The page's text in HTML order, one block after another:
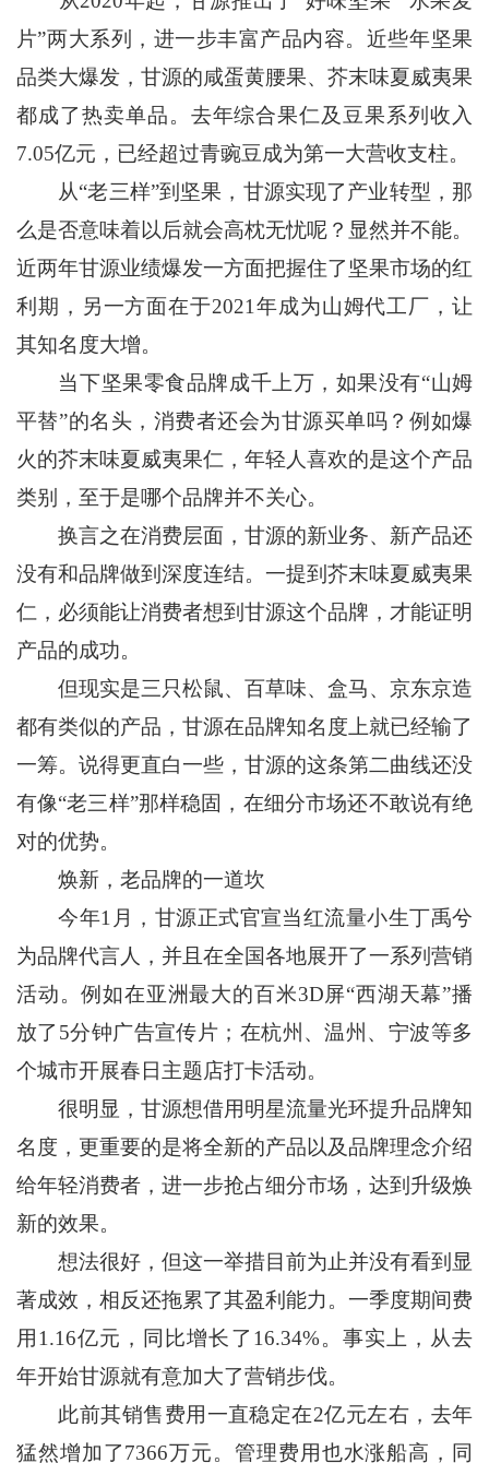
片”两大系列，进一步丰富产品内容。近些年坚果
品类大爆发，甘源的咸蛋黄腰果、芥末味夏威夷果
都成了热卖单品。去年综合果仁及豆果系列收入
7.05亿元，已经超过青豌豆成为第一大营收支柱。
从“老三样”到坚果，甘源实现了产业转型，那
么是否意味着以后就会高枕无忧呢？显然并不能。
近两年甘源业绩爆发一方面把握住了坚果市场的红
利期，另一方面在于2021年成为山姆代工厂，让
其知名度大增。
当下坚果零食品牌成千上万，如果没有“山姆
平替”的名头，消费者还会为甘源买单吗？例如爆
火的芥末味夏威夷果仁，年轻人喜欢的是这个产品
类别，至于是哪个品牌并不关心。
换言之在消费层面，甘源的新业务、新产品还
没有和品牌做到深度连结。一提到芥末味夏威夷果
仁，必须能让消费者想到甘源这个品牌，才能证明
产品的成功。
但现实是三只松鼠、百草味、盒马、京东京造
都有类似的产品，甘源在品牌知名度上就已经输了
一筹。说得更直白一些，甘源的这条第二曲线还没
有像“老三样”那样稳固，在细分市场还不敢说有绝
对的优势。
焕新，老品牌的一道坎
今年1月，甘源正式官宣当红流量小生丁禹兮
为品牌代言人，并且在全国各地展开了一系列营销
活动。例如在亚洲最大的百米3D屏“西湖天幕”播
放了5分钟广告宣传片；在杭州、温州、宁波等多
个城市开展春日主题店打卡活动。
很明显，甘源想借用明星流量光环提升品牌知
名度，更重要的是将全新的产品以及品牌理念介绍
给年轻消费者，进一步抢占细分市场，达到升级焕
新的效果。
想法很好，但这一举措目前为止并没有看到显
著成效，相反还拖累了其盈利能力。一季度期间费
用1.16亿元，同比增长了16.34%。事实上，从去
年开始甘源就有意加大了营销步伐。
此前其销售费用一直稳定在2亿元左右，去年
猛然增加了7366万元。管理费用也水涨船高，同